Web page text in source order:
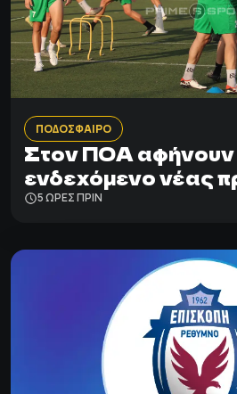
ΠΟΔΟΣΦΑΙΡΟ
Στον ΠΟΑ αφήνουν
ενδεχόμενο νέας
5 ΩΡΕΣ ΠΡΙΝ